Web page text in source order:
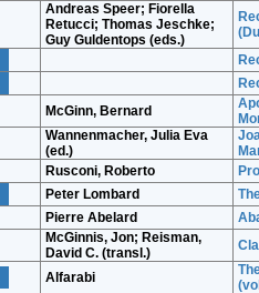
Andreas Speer; Fiorella
Retucci; Thomas Jeschke;
Guy Guldentops (eds.)
McGinn, Bernard
Wannenmacher, Julia Eva
(ed.)
Rusconi, Roberto
Peter Lombard
Pierre Abelard
McGinnis, Jon; Reisman,
David C. (transl.)
Alfarabi